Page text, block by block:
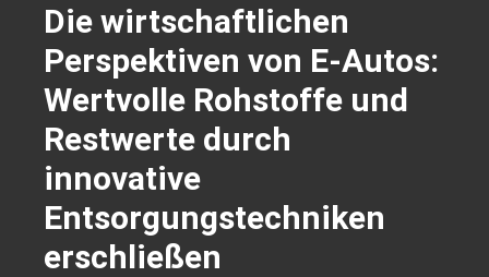
Die wirtschaftlichen
Perspektiven von E-Autos:
Wertvolle Rohstoffe und
Restwerte durch
innovative
Entsorgungstechniken
erschließen